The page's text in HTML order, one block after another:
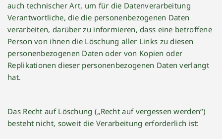
auch technischer Art, um für die Datenverarbeitung
Verantwortliche, die die personenbezogenen Daten
verarbeiten, darüber zu informieren, dass eine betroffene
Person von ihnen die Löschung aller Links zu diesen
personenbezogenen Daten oder von Kopien oder
Replikationen dieser personenbezogenen Daten verlangt
hat.
Das Recht auf Löschung („Recht auf vergessen werden“)
besteht nicht, soweit die Verarbeitung erforderlich ist: